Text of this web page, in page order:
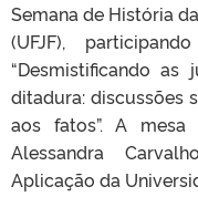
Semana de História
(UFJF),
“Desmistificando
ditadura: discussões
aos fatos”. A
Alessandra
Aplicação da